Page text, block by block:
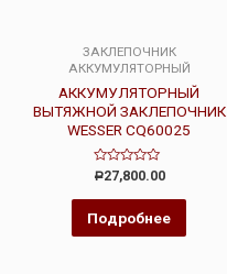
ЗАКЛЕПОЧНИК
АККУМУЛЯТОРНЫЙ
АККУМУЛЯТОРНЫЙ
ВЫТЯЖНОЙ ЗАКЛЕПОЧНИК
WESSER CQ60025
Оценка
из
Р27,800.00
Подробнее